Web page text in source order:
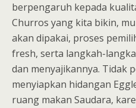
berpengaruh kepada
Churros yang kita bikin,
akan dipakai, proses
fresh, serta langkah-
dan menyajikannya. Tidak
menyiapkan hidangan
ruang makan Saudara,